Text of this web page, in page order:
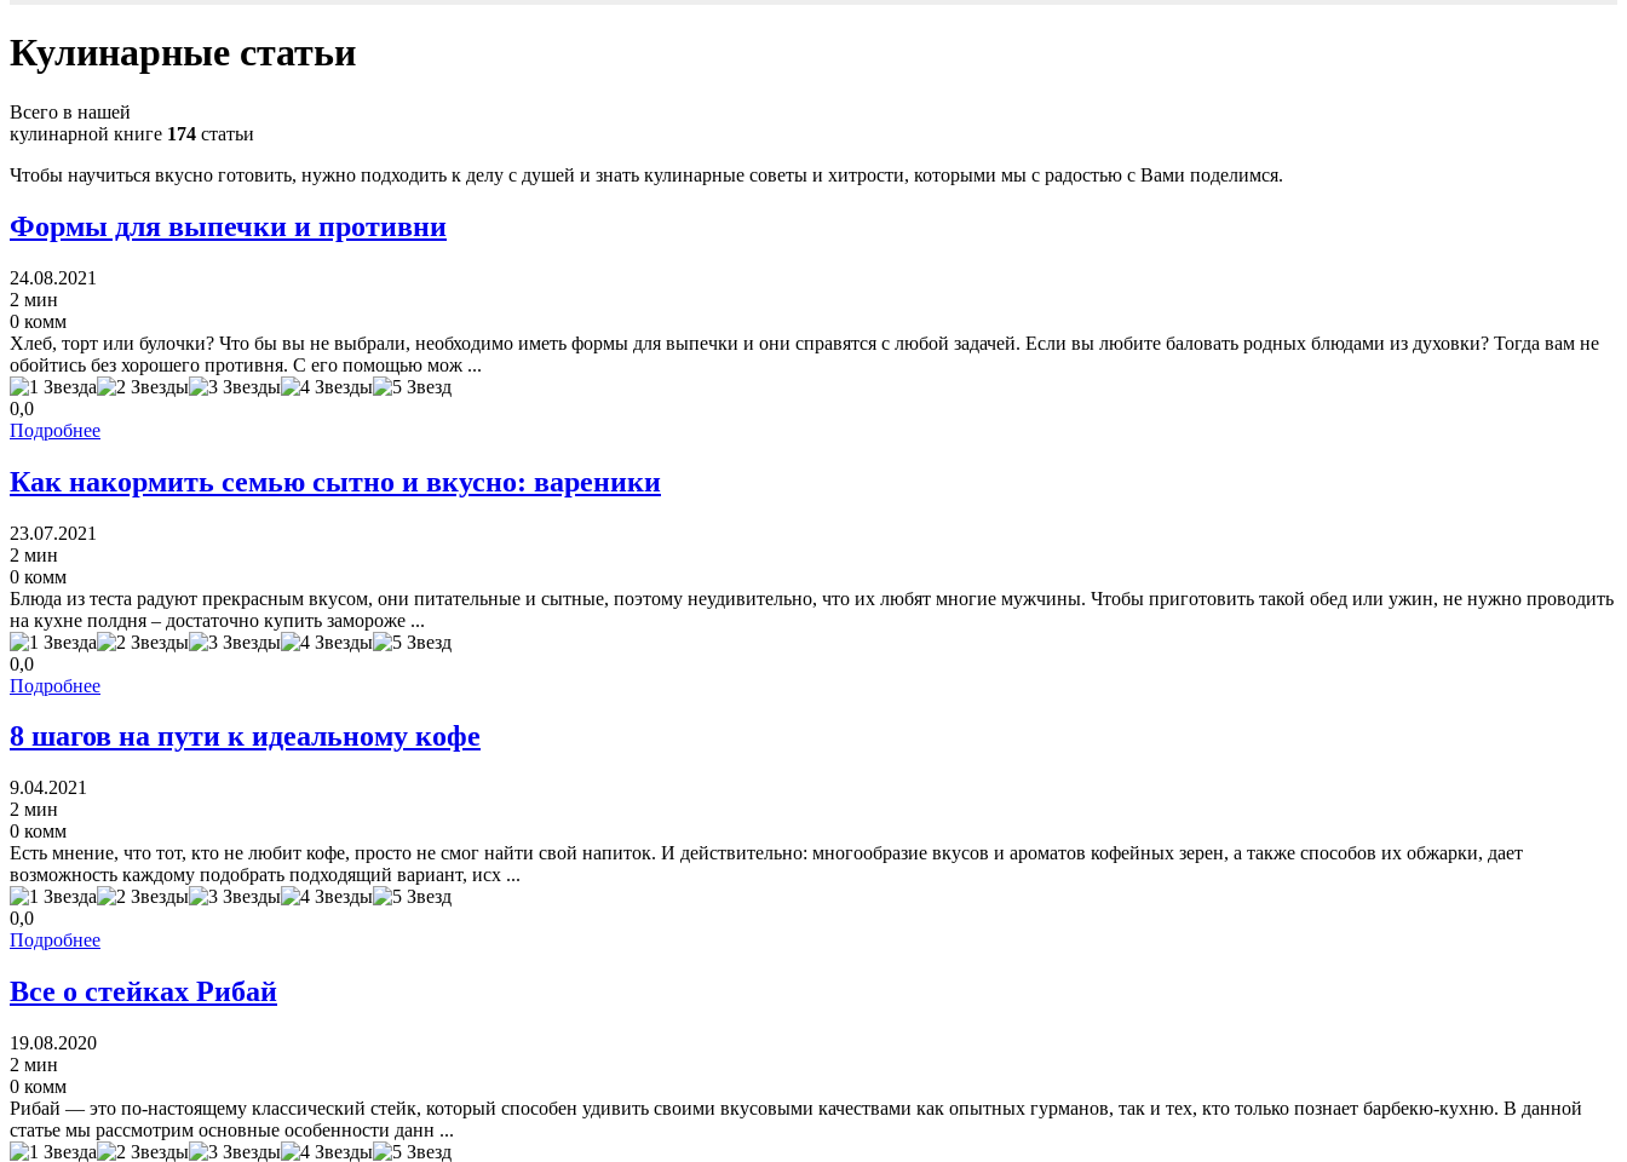
Кулинарные статьи
Всего в нашей
кулинарной книге 174 статьи
Чтобы научиться вкусно готовить, нужно подходить к делу с душей и знать кулинарные советы и хитрости, которыми мы с радостью с Вами поделимся.
Формы для выпечки и противни
24.08.2021
2 мин
0 комм
Хлеб, торт или булочки? Что бы вы не выбрали, необходимо иметь формы для выпечки и они справятся с любой задачей. Если вы любите баловать родных блюдами из духовки? Тогда вам не
обойтись без хорошего противня. С его помощью мож ...
0,0
Подробнее
Как накормить семью сытно и вкусно: вареники
23.07.2021
2 мин
0 комм
Блюда из теста радуют прекрасным вкусом, они питательные и сытные, поэтому неудивительно, что их любят многие мужчины. Чтобы приготовить такой обед или ужин, не нужно проводить
на кухне полдня – достаточно купить замороже ...
0,0
Подробнее
8 шагов на пути к идеальному кофе
9.04.2021
2 мин
0 комм
Есть мнение, что тот, кто не любит кофе, просто не смог найти свой напиток. И действительно: многообразие вкусов и ароматов кофейных зерен, а также способов их обжарки, дает
возможность каждому подобрать подходящий вариант, исх ...
0,0
Подробнее
Все о стейках Рибай
19.08.2020
2 мин
0 комм
Рибай — это по-настоящему классический стейк, который способен удивить своими вкусовыми качествами как опытных гурманов, так и тех, кто только познает барбекю-кухню. В данной
статье мы рассмотрим основные особенности данн ...